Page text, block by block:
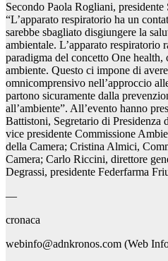
Secondo Paola Rogliani,
“L’apparato respiratorio ha un
sarebbe sbagliato disgiungere la
ambientale. L’apparato respiratorio
paradigma del concetto One health,
ambiente. Questo ci impone di
omnicomprensivo nell’approccio
partono sicuramente dalla
all’ambiente”. All’evento hanno
Battistoni, Segretario di Presidenza
vice presidente Commissione
della Camera; Cristina Almici,
Camera; Carlo Riccini, direttore
Degrassi, presidente Federfarma
—
cronaca
webinfo@adnkronos.com (Web